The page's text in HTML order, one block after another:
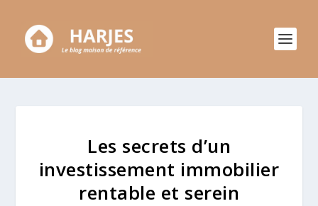
Les secrets d’un
investissement immobilier
rentable et serein